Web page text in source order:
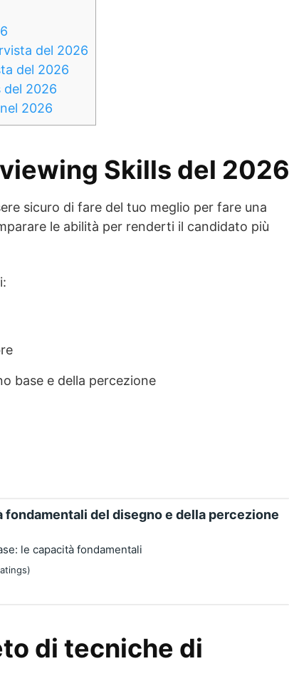
del 2026
del 2026
del 2026
2026
Skills del 2026
sicuro di fare del tuo meglio per fare una
le abilità per renderti il candidato più
base e della percezione
fondamentali del disegno e della percezione
le capacità fondamentali
di tecniche di